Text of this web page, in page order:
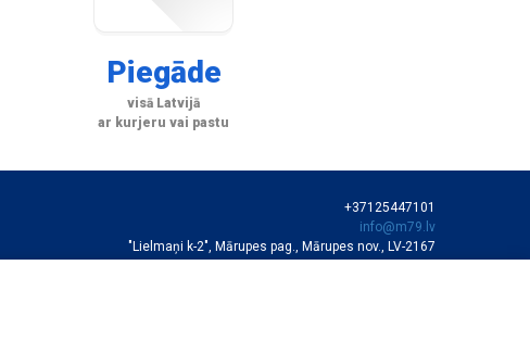
Piegāde
visā Latvijā
ar kurjeru vai pastu
+37125447101
info@m79.lv
"Lielmaņi k-2", Mārupes pag., Mārupes nov., LV-2167